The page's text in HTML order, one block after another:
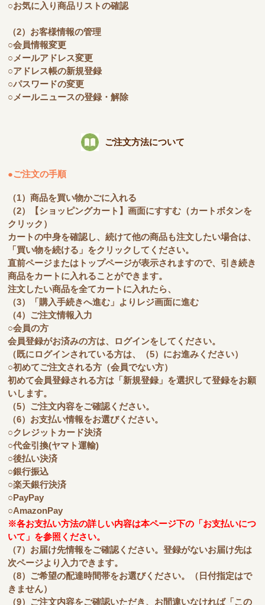
○お気に入り商品リストの確認
（2）お客様情報の管理
○会員情報変更
○メールアドレス変更
○アドレス帳の新規登録
○パスワードの変更
○メールニュースの登録・解除
ご注文方法について
●ご注文の手順
（1）商品を買い物かごに入れる
（2）【ショッピングカート】画面にすすむ（カートボタンを
クリック）
カートの中身を確認し、続けて他の商品も注文したい場合は、
「買い物を続ける」をクリックしてください。
直前ページまたはトップページが表示されますので、引き続き
商品をカートに入れることができます。
注文したい商品を全てカートに入れたら、
（3）「購入手続きへ進む」よりレジ画面に進む
（4）ご注文情報入力
○会員の方
会員登録がお済みの方は、ログインをしてください。
（既にログインされている方は、（5）にお進みください）
○初めてご注文される方（会員でない方）
初めて会員登録される方は「新規登録」を選択して登録をお願
いします。
（5）ご注文内容をご確認ください。
（6）お支払い情報をお選びください。
○クレジットカード決済
○代金引換(ヤマト運輸)
○後払い決済
○銀行振込
○楽天銀行決済
○PayPay
○AmazonPay
※各お支払い方法の詳しい内容は本ページ下の「お支払いにつ
いて」を参照ください。
（7）お届け先情報をご確認ください。登録がないお届け先は
次ページより入力できます。
（8）ご希望の配達時間帯をお選びください。（日付指定はで
きません）
（9）ご注文内容をご確認いただき、お間違いなければ「この